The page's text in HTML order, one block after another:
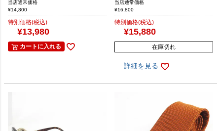
当店通常価格
¥14,800
特別価格(税込)
¥13,980
カートに入れる
当店通常価格
¥16,800
特別価格(税込)
¥15,880
在庫切れ
詳細を見る